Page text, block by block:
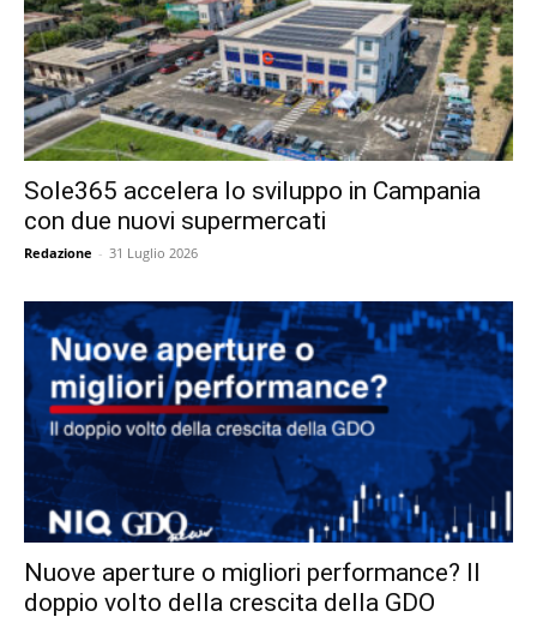
Sole365 accelera lo sviluppo in Campania
con due nuovi supermercati
Redazione - 31 Luglio 2026
Nuove aperture o migliori performance? Il
doppio volto della crescita della GDO